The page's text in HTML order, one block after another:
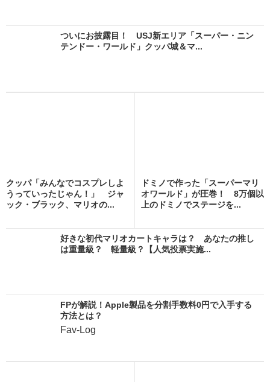
ついにお披露目！ USJ新エリア「スーパー・ニン
テンドー・ワールド」クッパ城＆マ...
クッパ「みんなでコスプレしよ
うっていったじゃん！」 ジャ
ック・ブラック、マリオの...
ドミノで作った「スーパーマリ
オワールド」が圧巻！ 8万個以
上のドミノでステージを...
好きな初代マリオカートキャラは？ あなたの推し
は重量級？ 軽量級？【人気投票実施...
FPが解説！Apple製品を分割手数料0円で入手する
方法とは？
Fav-Log